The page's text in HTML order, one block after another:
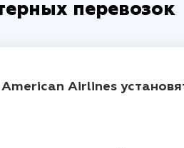
перевозок
American Airlines